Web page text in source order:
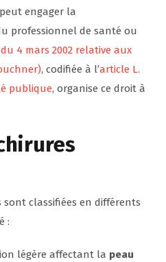
engager la
professionnel de santé ou
4 mars 2002 relative aux
, codifiée à l’article L.
publique, organise ce droit à
sont classifiées en différents
:
légère affectant la peau